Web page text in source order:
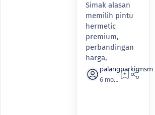
Simak alasan
memilih pintu
hermetic
premium,
perbandingan
harga,
6 months ago